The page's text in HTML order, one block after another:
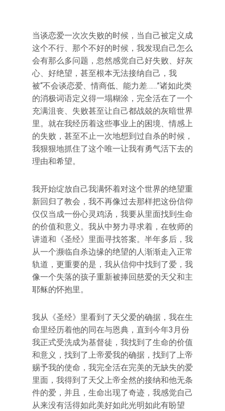
当谈恋爱一次次失败的时候，当自己被定义成
这个不行、那个不好的时候，我发现自己怎么
会有那么多问题，忽然感觉自己好失败、好灰
心、好绝望，甚至根本无法接纳自己，我
被“不会谈恋爱、情商低、能力差……”诸如此类
的消极词语定义得一塌糊涂，完全活在了一个
充满沮丧、失败甚至让自己都战兢的灰暗世界
里。就在我经历着这些事业上的困境、情感上
的失败，甚至不止一次地想到过自杀的时候，
我狠狠地抓住了这个唯一让我有勇气活下去的
理由和希望。
我开始绽放自己我满怀着对这个世界的绝望重
新回归了教会，我不再像过去那样把这份信仰
仅仅当成一份心灵鸡汤，我要从里面找到生命
的价值和意义。我从中努力寻求着，在牧师的
讲道和《圣经》里面寻找答案。半年多后，我
从一个濒临自杀边缘的绝望的人渐渐走入正常
轨道，更重要的是，我从信仰中找到了爱，我
像一个失落的孩子重新被捧回慈爱的天父和主
耶稣的怀抱里。
我从《圣经》里看到了天父爱的确据，我在生
命里经历着他的同在与恩典，直到今年3月份
我正式受洗成为基督徒，我找到了生命的价值
和意义，找到了上帝爱我的确据，找到了上帝
赐予我的使命，我完全活在完美的无缺失的爱
里面，我得到了天父上帝全然的接纳和他无条
件的爱，并且，生命出现了奇迹，我感觉自己
从来没有活得如此美好如此光明如此有盼望